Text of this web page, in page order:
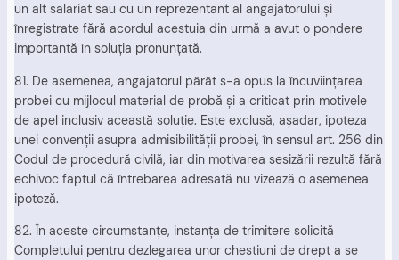
un alt salariat sau cu un reprezentant al angajatorului şi
înregistrate fără acordul acestuia din urmă a avut o pondere
importantă în soluţia pronunţată.
81. De asemenea, angajatorul pârât s-a opus la încuviinţarea
probei cu mijlocul material de probă şi a criticat prin motivele
de apel inclusiv această soluţie. Este exclusă, aşadar, ipoteza
unei convenţii asupra admisibilităţii probei, în sensul art. 256 din
Codul de procedură civilă, iar din motivarea sesizării rezultă fără
echivoc faptul că întrebarea adresată nu vizează o asemenea
ipoteză.
82. În aceste circumstanţe, instanţa de trimitere solicită
Completului pentru dezlegarea unor chestiuni de drept a se